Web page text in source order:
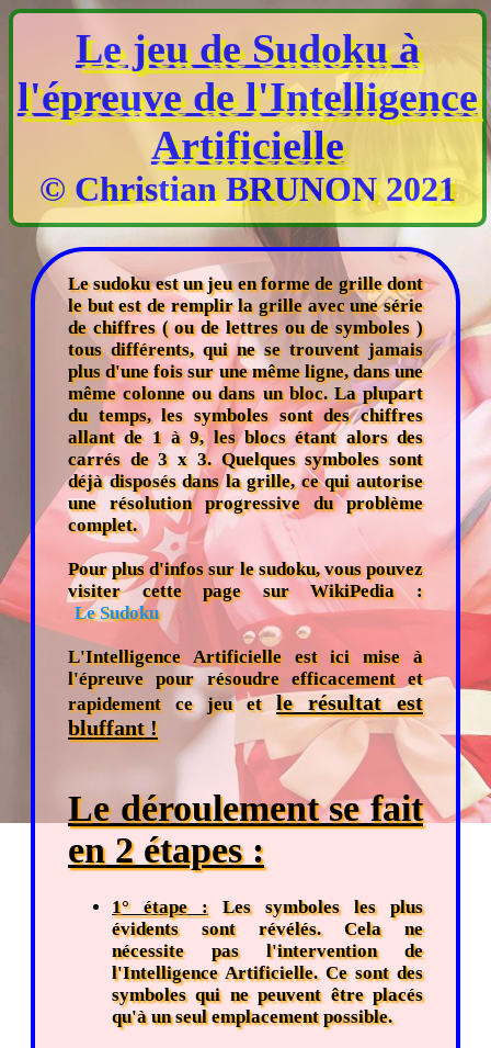
Le jeu de Sudoku à
l'épreuve de l'Intelligence
Artificielle
© Christian BRUNON 2021
Le sudoku est un jeu en forme de grille dont
le but est de remplir la grille avec une série
de chiffres ( ou de lettres ou de symboles )
tous différents, qui ne se trouvent jamais
plus d'une fois sur une même ligne, dans une
même colonne ou dans un bloc. La plupart
du temps, les symboles sont des chiffres
allant de 1 à 9, les blocs étant alors des
carrés de 3 x 3. Quelques symboles sont
déjà disposés dans la grille, ce qui autorise
une résolution progressive du problème
complet.
Pour plus d'infos sur le sudoku, vous pouvez
visiter cette page sur WikiPedia :
Le Sudoku
L'Intelligence Artificielle est ici mise à
l'épreuve pour résoudre efficacement et
rapidement ce jeu et le résultat est
bluffant !
Le déroulement se fait
en 2 étapes :
1° étape :Les symboles les plus
évidents sont révélés. Cela ne
nécessite pas l'intervention de
l'Intelligence Artificielle. Ce sont des
symboles qui ne peuvent être placés
qu'à un seul emplacement possible.